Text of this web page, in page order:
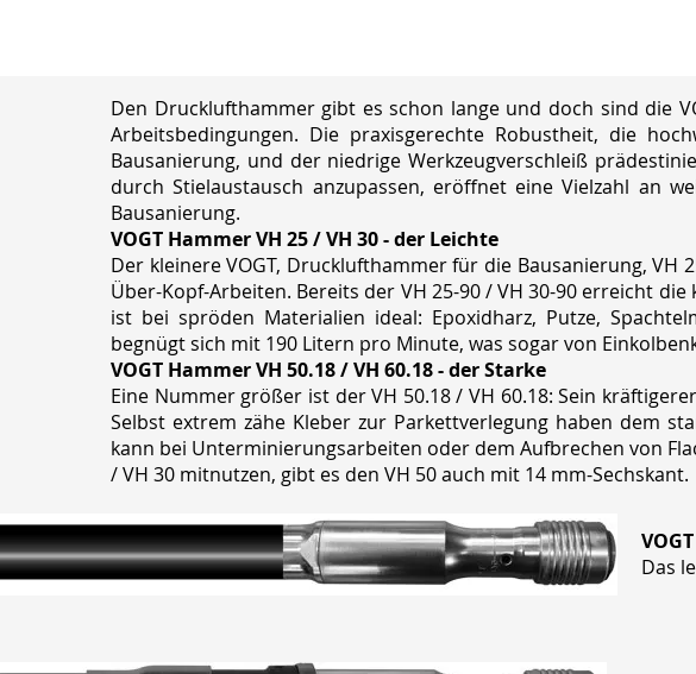
Den Drucklufthammer gibt es schon lange und doch sind die
Arbeitsbedingungen. Die praxisgerechte Robustheit, die
Bausanierung, und der niedrige Werkzeugverschleiß
durch Stielaustausch anzupassen, eröffnet eine Vielzahl an
Bausanierung.
VOGT Hammer VH 25 / VH 30 - der Leichte
Der kleinere VOGT, Drucklufthammer für die Bausanierung,
Über-Kopf-Arbeiten. Bereits der VH 25-90 / VH 30-90 erreicht
ist bei spröden Materialien ideal: Epoxidharz, Putze,
begnügt sich mit 190 Litern pro Minute, was sogar von
VOGT Hammer VH 50.18 / VH 60.18 - der Starke
Eine Nummer größer ist der VH 50.18 / VH 60.18: Sein
Selbst extrem zähe Kleber zur Parkettverlegung haben dem
kann bei Unterminierungsarbeiten oder dem Aufbrechen von
/ VH 30 mitnutzen, gibt es den VH 50 auch mit 14 mm-Sechskant.
Das